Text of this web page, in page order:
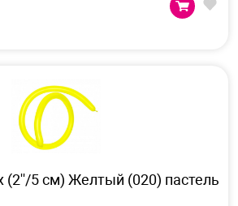
5 см) Желтый (020) пастель